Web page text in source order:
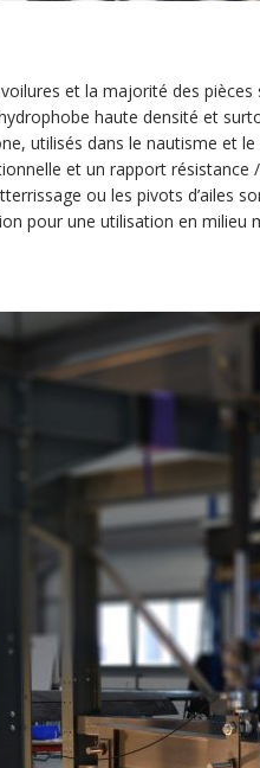
et la majorité des
haute densité et
utilisés dans le nautisme et
et un rapport résistance
ou les pivots d’ailes
pour une utilisation en milieu